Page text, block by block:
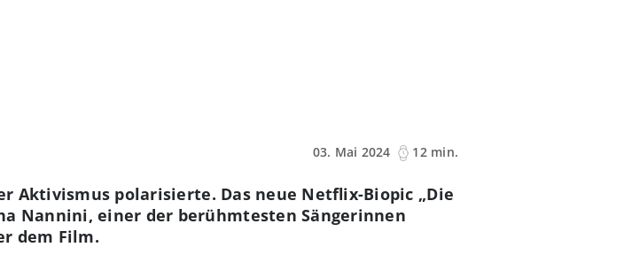
03. Mai 2024
12 min.
polarisierte. Das neue Netflix-Biopic „Die
Nannini, einer der berühmtesten Sängerinnen
dem Film.